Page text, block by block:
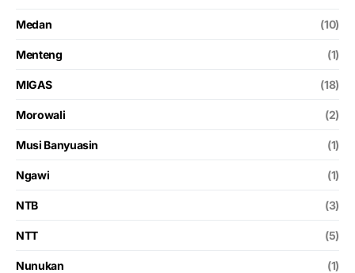
Medan (10)
Menteng (1)
MIGAS (18)
Morowali (2)
Musi Banyuasin (1)
Ngawi (1)
NTB (3)
NTT (5)
Nunukan (1)